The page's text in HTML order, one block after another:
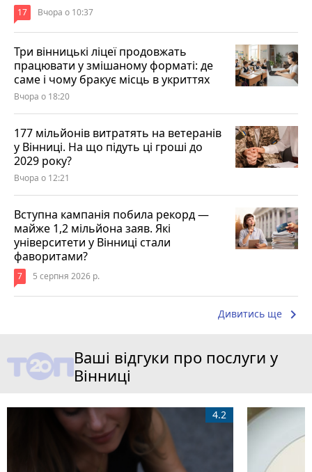
17 Вчора о 10:37
Три вінницькі ліцеї продовжать
працювати у змішаному форматі: де
саме і чому бракує місць в укриттях
Вчора о 18:20
177 мільйонів витратять на ветеранів
у Вінниці. На що підуть ці гроші до
2029 року?
Вчора о 12:21
Вступна кампанія побила рекорд —
майже 1,2 мільйона заяв. Які
університети у Вінниці стали
фаворитами?
7 5 серпня 2026 р.
Дивитись ще keyboard_arrow_right
Ваші відгуки про послуги у
Вінниці
4.2